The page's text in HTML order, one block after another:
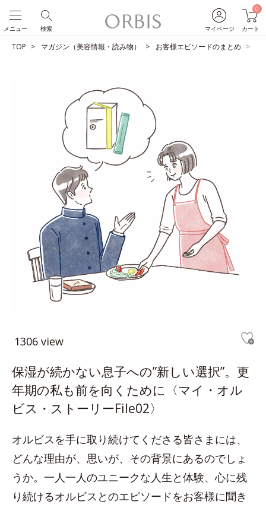
マイページ
0
カート
検索
メニュー
TOP マガジン（美容情報・読み物） お客様エピソードのまとめ
1306 view
保湿が続かない息子への”新しい選択”。更
年期の私も前を向くために〈マイ・オル
ビス・ストーリーFile02〉
オルビスを手に取り続けてくださる皆さまには、
どんな理由が、思いが、その背景にあるのでしょ
うか。一人一人のユニークな人生と体験、心に残
り続けるオルビスとのエピソードをお客様に聞き